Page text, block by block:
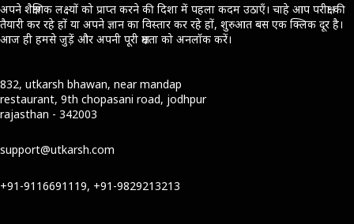
अपने शैक्षणिक लक्ष्यों को प्राप्त करने की दिशा में पहला कदम उठाएँ। चाहे आप परीक्षा की
तैयारी कर रहे हों या अपने ज्ञान का विस्तार कर रहे हों, शुरुआत बस एक क्लिक दूर है।
आज ही हमसे जुड़ें और अपनी पूरी क्षमता को अनलॉक करें।
832, utkarsh bhawan, near mandap
restaurant, 9th chopasani road, jodhpur
rajasthan - 342003
support@utkarsh.com
+91-9116691119, +91-9829213213